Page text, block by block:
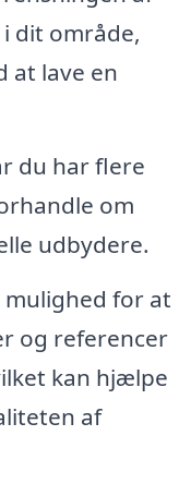
dit område,
at lave en
du har flere
om
udbydere.
mulighed for at
og referencer
kan hjælpe
af